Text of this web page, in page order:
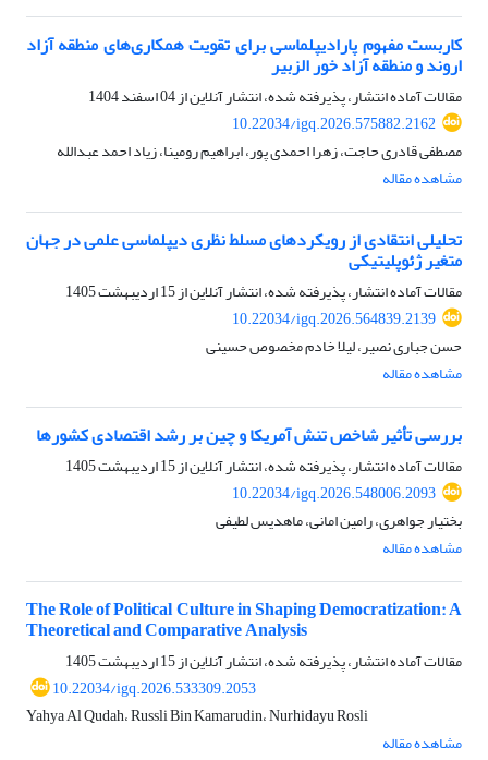
کاربست مفهوم پارادیپلماسی برای تقویت همکاری‌های منطقه آزاد
اروند و منطقه آزاد خور الزبیر
مقالات آماده انتشار، پذیرفته شده، انتشار آنلاین از04 اسفند 1404
10.22034/igq.2026.575882.2162
مصطفی قادری حاجت، زهرا احمدی پور، ابراهیم رومینا، زیاد احمد عبدالله
مشاهده مقاله
تحلیلی انتقادی از رویکردهای مسلط نظری دیپلماسی علمی در جهان
متغیر ژئوپلیتیکی
مقالات آماده انتشار، پذیرفته شده، انتشار آنلاین از15 اردیبهشت 1405
10.22034/igq.2026.564839.2139
حسن جباری نصیر، لیلا خادم مخصوص حسینی
مشاهده مقاله
بررسی تأثیر شاخص تنش آمریکا و چین بر رشد اقتصادی کشورها
مقالات آماده انتشار، پذیرفته شده، انتشار آنلاین از15 اردیبهشت 1405
10.22034/igq.2026.548006.2093
بختیار جواهری، رامین امانی، ماهدیس لطیفی
مشاهده مقاله
The Role of Political Culture in Shaping Democratization: A
Theoretical and Comparative Analysis
مقالات آماده انتشار، پذیرفته شده، انتشار آنلاین از15 اردیبهشت 1405
10.22034/igq.2026.533309.2053
Yahya Al Qudah، Russli Bin Kamarudin، Nurhidayu Rosli
مشاهده مقاله